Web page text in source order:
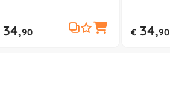
34,90 € 34,90